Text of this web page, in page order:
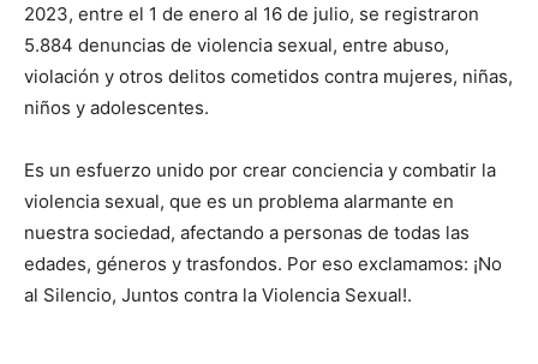
2023, entre el 1 de enero al 16 de julio, se registraron
5.884 denuncias de violencia sexual, entre abuso,
violación y otros delitos cometidos contra mujeres, niñas,
niños y adolescentes.
Es un esfuerzo unido por crear conciencia y combatir la
violencia sexual, que es un problema alarmante en
nuestra sociedad, afectando a personas de todas las
edades, géneros y trasfondos. Por eso exclamamos: ¡No
al Silencio, Juntos contra la Violencia Sexual!.